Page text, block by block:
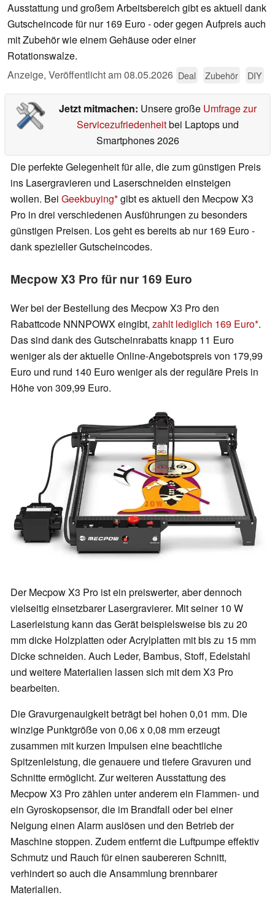
Ausstattung und großem Arbeitsbereich gibt es aktuell dank
Gutscheincode für nur 169 Euro - oder gegen Aufpreis auch
mit Zubehör wie einem Gehäuse oder einer
Rotationswalze.
Anzeige, Veröffentlicht am08.05.2026 Deal Zubehör DIY
Jetzt mitmachen: Unsere große Umfrage zur
Servicezufriedenheitbei Laptops und
Smartphones 2026
Die perfekte Gelegenheit für alle, die zum günstigen Preis
ins Lasergravieren und Laserschneiden einsteigen
wollen. Bei Geekbuying gibt es aktuell den Mecpow X3
Pro in drei verschiedenen Ausführungen zu besonders
günstigen Preisen. Los geht es bereits ab nur 169 Euro -
dank spezieller Gutscheincodes.
Mecpow X3 Pro für nur 169 Euro
Wer bei der Bestellung des Mecpow X3 Pro den
Rabattcode NNNPOWX eingibt, zahlt lediglich 169 Euro .
Das sind dank des Gutscheinrabatts knapp 11 Euro
weniger als der aktuelle Online-Angebotspreis von 179,99
Euro und rund 140 Euro weniger als der reguläre Preis in
Höhe von 309,99 Euro.
Der Mecpow X3 Pro ist ein preiswerter, aber dennoch
vielseitig einsetzbarer Lasergravierer. Mit seiner 10 W
Laserleistung kann das Gerät beispielsweise bis zu 20
mm dicke Holzplatten oder Acrylplatten mit bis zu 15 mm
Dicke schneiden. Auch Leder, Bambus, Stoff, Edelstahl
und weitere Materialien lassen sich mit dem X3 Pro
bearbeiten.
Die Gravurgenauigkeit beträgt bei hohen 0,01 mm. Die
winzige Punktgröße von 0,06 x 0,08 mm erzeugt
zusammen mit kurzen Impulsen eine beachtliche
Spitzenleistung, die genauere und tiefere Gravuren und
Schnitte ermöglicht. Zur weiteren Ausstattung des
Mecpow X3 Pro zählen unter anderem ein Flammen- und
ein Gyroskopsensor, die im Brandfall oder bei einer
Neigung einen Alarm auslösen und den Betrieb der
Maschine stoppen. Zudem entfernt die Luftpumpe effektiv
Schmutz und Rauch für einen saubereren Schnitt,
verhindert so auch die Ansammlung brennbarer
Materialien.